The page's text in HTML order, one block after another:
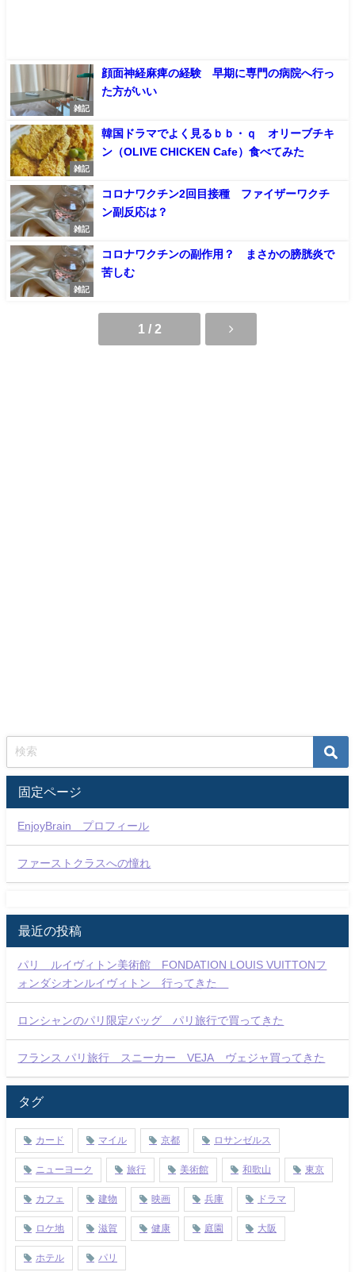
雑記
顔面神経麻痺の経験 早期に専門の病院へ行っ
た方がいい
雑記
韓国ドラマでよく見るｂｂ・ｑ オリーブチキ
ン（OLIVE CHICKEN Cafe）食べてみた
雑記
コロナワクチン2回目接種 ファイザーワクチ
ン副反応は？
雑記
コロナワクチンの副作用？ まさかの膀胱炎で
苦しむ
1 / 2
固定ページ
EnjoyBrain プロフィール
ファーストクラスへの憧れ
最近の投稿
パリ ルイヴィトン美術館 FONDATION LOUIS VUITTONフ
ォンダシオンルイヴィトン 行ってきた
ロンシャンのパリ限定バッグ パリ旅行で買ってきた
フランス パリ旅行 スニーカー VEJA ヴェジャ買ってきた
タグ
カード マイル 京都 ロサンゼルス
ニューヨーク 旅行 美術館 和歌山 東京
カフェ 建物 映画 兵庫 ドラマ
ロケ地 滋賀 健康 庭園 大阪
ホテル パリ